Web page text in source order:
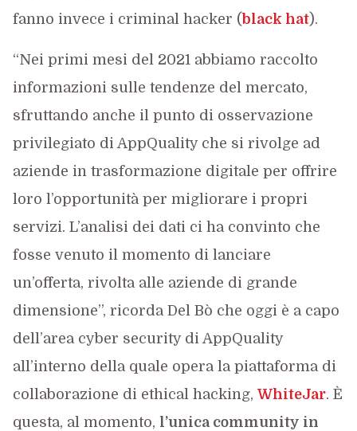
fanno invece i criminal hacker ( black hat).
“Nei primi mesi del 2021 abbiamo raccolto
informazioni sulle tendenze del mercato,
sfruttando anche il punto di osservazione
privilegiato di AppQuality che si rivolge ad
aziende in trasformazione digitale per offrire
loro l’opportunità per migliorare i propri
servizi. L’analisi dei dati ci ha convinto che
fosse venuto il momento di lanciare
un’offerta, rivolta alle aziende di grande
dimensione”, ricorda Del Bò che oggi è a capo
dell’area cyber security di AppQuality
all’interno della quale opera la piattaforma di
collaborazione di ethical hacking, WhiteJar. È
questa, al momento, l’unica community in